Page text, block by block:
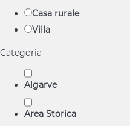
Casa rurale
Villa
Categoria
Algarve
Area Storica